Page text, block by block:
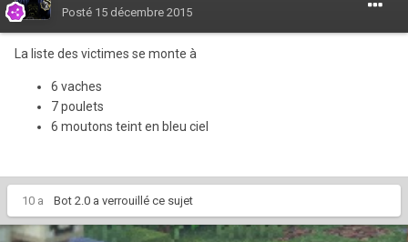
Posté 15 décembre 2015
La liste des victimes se monte à
6 vaches
7 poulets
6 moutons teint en bleu ciel
10 a Bot 2.0 a verrouillé ce sujet